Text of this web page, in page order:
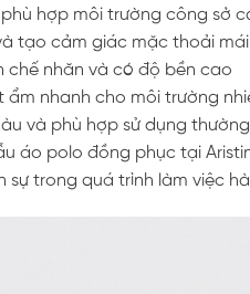
hợp môi trường công sở
tạo cảm giác mặc thoải
nhăn và có độ bền cao
nhanh cho môi trường
và phù hợp sử dụng
áo polo đồng phục tại
sự trong quá trình làm việc